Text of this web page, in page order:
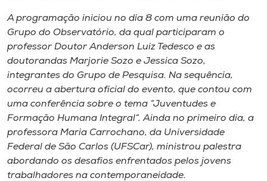
Store
Selecione
o idioma
A+
A-
A programação iniciou no dia 8 com uma reunião do
Grupo do Observatório, da qual participaram o
professor Doutor Anderson Luiz Tedesco e as
doutorandas Marjorie Sozo e Jessica Sozo,
integrantes do Grupo de Pesquisa. Na sequência,
ocorreu a abertura oficial do evento, que contou com
uma conferência sobre o tema “Juventudes e
Formação Humana Integral”. Ainda no primeiro dia, a
professora Maria Carrochano, da Universidade
Federal de São Carlos (UFSCar), ministrou palestra
abordando os desafios enfrentados pelos jovens
trabalhadores na contemporaneidade.